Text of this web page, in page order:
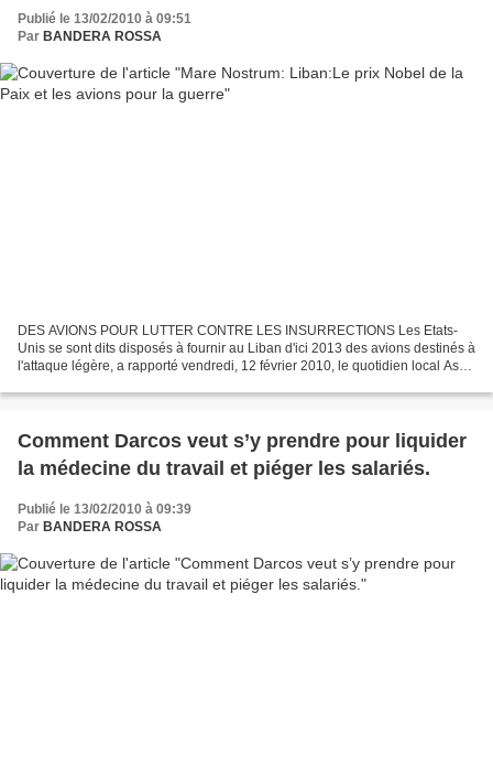
Publié le 13/02/2010 à 09:51
Par BANDERA ROSSA
DES AVIONS POUR LUTTER CONTRE LES INSURRECTIONS Les Etats-
Unis se sont dits disposés à fournir au Liban d'ici 2013 des avions destinés à
l'attaque légère, a rapporté vendredi, 12 février 2010, le quotidien local As
Comment Darcos veut s’y prendre pour liquider
la médecine du travail et piéger les salariés.
Publié le 13/02/2010 à 09:39
Par BANDERA ROSSA